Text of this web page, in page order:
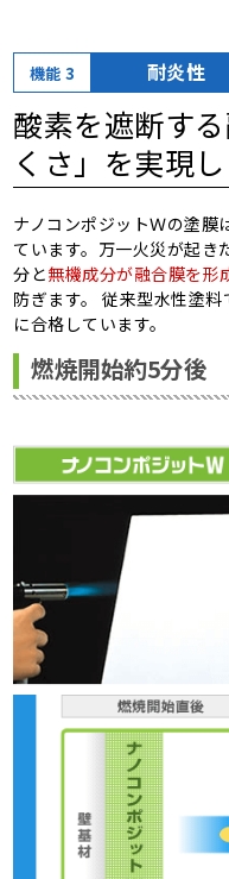
機能 3 耐炎性
酸素を遮断する
くさ」を実現し
ナノコンポジットＷの塗膜
ています。万一火災が起き
分と無機成分が融合膜を形
防ぎます。 従来型水性塗
に合格しています。
燃焼開始約5分後